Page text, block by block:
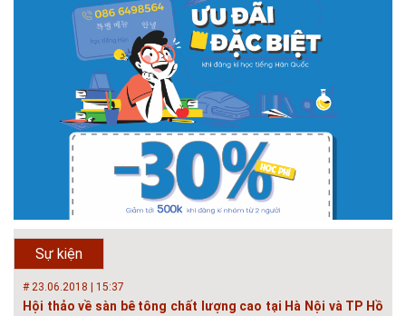
Sự kiện
# 08.07.2019 | 17:58
Tuyến sinh 2019 - Khoa Kỹ Thuật Hạ tầng và Môi trường đô
thị - trường Đại học Ki...
Với mức điểm thi Tốt nghiệp THPT từ 14 đến 16 điểm, các bạn vẫn hoàn
toàn có thể theo học 1 trong những ngành học tốt nhất và có đầu ra tốt
nhất trong lĩnh vực Xây Dựng hiện nay ở khoa ĐÔ THỊ. Khoa Đô Thị bảo
đảm 100% t...
# 26.06.2018 | 10:57
Hội thảo quốc tế ''Xây dựng đô thị thông minh – Hướng đến
phát triển bền vững” /...
Phát triển đô thị thông minh và bền vững đang là mục tiêu của rất nhiều
thành phố trên thế giới. Tại Việt Nam, đã có gần 20 tỉnh, thành phố trên
toàn quốc đang triển khai hoặc khởi động các đề án về đô thị thông
minh. Vi...
# 23.06.2018 | 15:37
Hội thảo về sàn bê tông chất lượng cao tại Hà Nội và TP Hồ